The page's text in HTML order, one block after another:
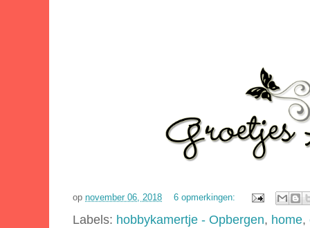
op november 06, 2018 6 opmerkingen:
Labels: hobbykamertje - Opbergen, home,